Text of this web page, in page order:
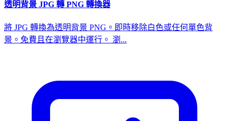
透明背景 JPG 轉 PNG 轉換器
將 JPG 轉換為透明背景 PNG。即時移除白色或任何單色背
景。免費且在瀏覽器中運行。 瀏...